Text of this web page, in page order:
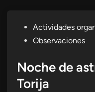
Publicado
en
Actividades
Observaciones
Noche de
Torija